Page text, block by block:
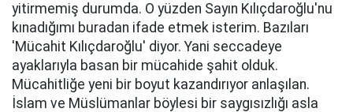
yitirmemiş durumda. O yüzden Sayın Kılıçdaroğlu'nu
kınadığımı buradan ifade etmek isterim. Bazıları
'Mücahit Kılıçdaroğlu' diyor. Yani seccadeye
ayaklarıyla basan bir mücahide şahit olduk.
Mücahitliğe yeni bir boyut kazandırıyor anlaşılan.
İslam ve Müslümanlar böylesi bir saygısızlığı asla